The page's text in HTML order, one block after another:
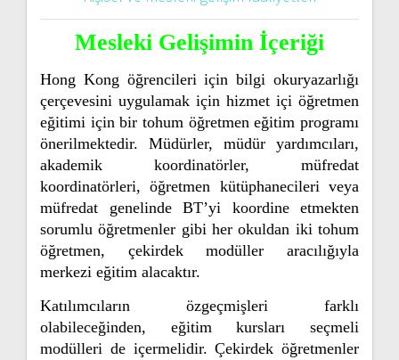
Mesleki Gelişimin İçeriği
Hong Kong öğrencileri için bilgi okuryazarlığı
çerçevesini uygulamak için hizmet içi öğretmen
eğitimi için bir tohum öğretmen eğitim programı
önerilmektedir. Müdürler, müdür yardımcıları,
akademik koordinatörler, müfredat
koordinatörleri, öğretmen kütüphanecileri veya
müfredat genelinde BT’yi koordine etmekten
sorumlu öğretmenler gibi her okuldan iki tohum
öğretmen, çekirdek modüller aracılığıyla
merkezi eğitim alacaktır.
Katılımcıların özgeçmişleri farklı
olabileceğinden, eğitim kursları seçmeli
modülleri de içermelidir. Çekirdek öğretmenler